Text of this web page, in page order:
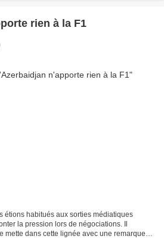
rien à la F1
étions habitués aux sorties médiatiques
la pression lors de négociations. Il
mette dans cette lignée avec une remarque